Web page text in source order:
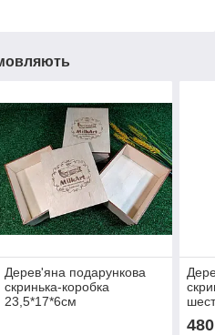
Дерев'яна подарункова
скринька-коробка
23,5*17*6см
480